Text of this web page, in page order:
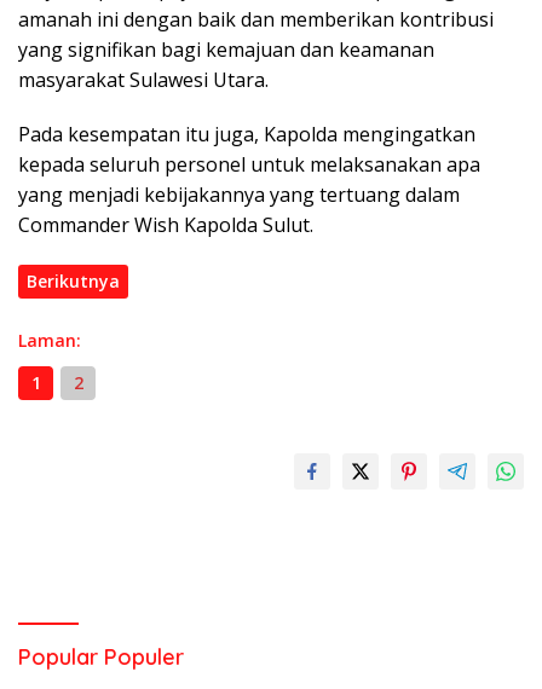
amanah ini dengan baik dan memberikan kontribusi
yang signifikan bagi kemajuan dan keamanan
masyarakat Sulawesi Utara.
Pada kesempatan itu juga, Kapolda mengingatkan
kepada seluruh personel untuk melaksanakan apa
yang menjadi kebijakannya yang tertuang dalam
Commander Wish Kapolda Sulut.
Berikutnya
Laman:
1
2
Popular Populer